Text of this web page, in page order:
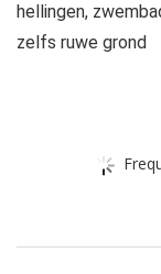
hellingen,
zelfs ruwe grond